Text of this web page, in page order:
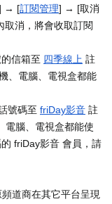
→ [訂閱管理] → [取消
消，將會收取訂閱
信箱至 四季線上 註
、電腦、電視盒都能
號碼至 friDay影音 註
電腦、電視盒都能使
friDay影音 會員，請
道商在其它平台呈現